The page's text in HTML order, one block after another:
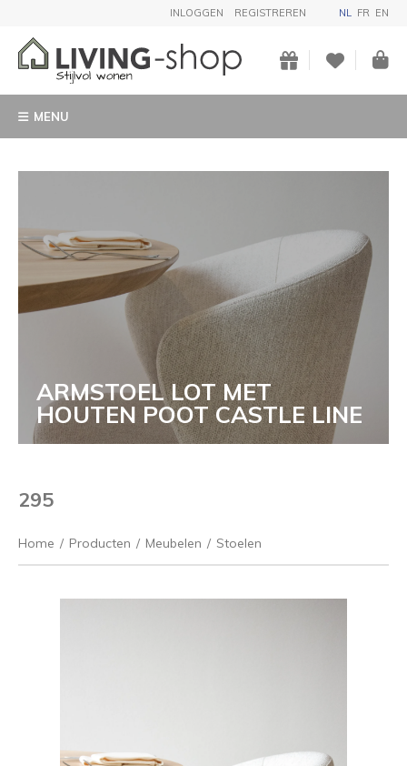
INLOGGEN REGISTREREN NL FR EN
MENU
ARMSTOEL LOT MET
HOUTEN POOT CASTLE LINE
295
Home / Producten / Meubelen / Stoelen